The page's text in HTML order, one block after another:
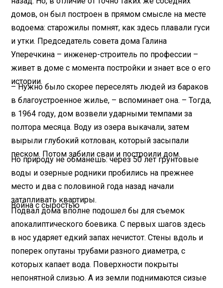
домов, он был построен в прямом смысле на месте
водоема: старожилы помнят, как здесь плавали гуси
и утки. Председатель совета дома Галина
Уперечкина – инженер-строитель по профессии –
живет в доме с момента постройки и знает все о его
истории.
– Нужно было скорее переселять людей из бараков
в благоустроенное жилье, – вспоминает она. – Тогда,
в 1964 году, дом возвели ударными темпами за
полтора месяца. Воду из озера выкачали, затем
вырыли глубокий котлован, который засыпали
песком. Потом забили сваи и построили дом.
Но природу не обманешь: через 50 лет грунтовые
воды и озерные родники пробились на прежнее
место и два с половиной года назад начали
затапливать квартиры.
Война с сыростью
Подвал дома вполне подошел бы для съемок
апокалиптического боевика. С первых шагов здесь
в нос ударяет едкий запах нечистот. Стены вдоль и
поперек опутаны трубами разного диаметра, с
которых капает вода. Поверхности покрыты
непонятной слизью. А из земли поднимаются сизые